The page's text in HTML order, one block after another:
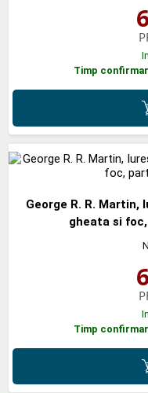
Timp
George R. R. Martin,
gheata si
Timp